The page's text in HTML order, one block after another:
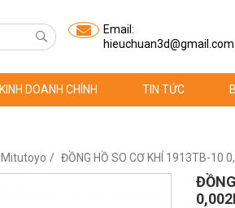
Email:
hieuchuan3d@gmail.com
DOANH CHÍNH TIN TỨC
ĐỒNG HỒ SO CƠ KHÍ 1913TB-10